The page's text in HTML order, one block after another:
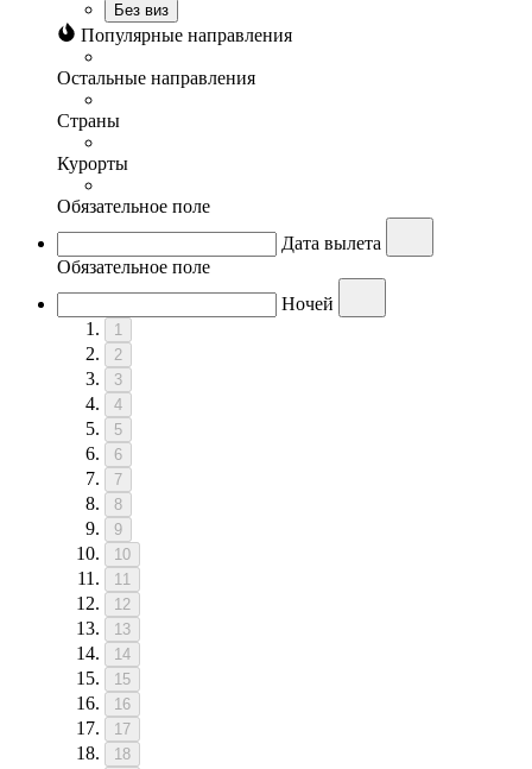
Без виз
Популярные направления
Остальные направления
Страны
Курорты
Обязательное поле
Дата вылета
Обязательное поле
Ночей
1
2
3
4
5
6
7
8
9
10
11
12
13
14
15
16
17
18